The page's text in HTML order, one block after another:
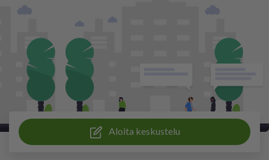
Aloita keskustelu